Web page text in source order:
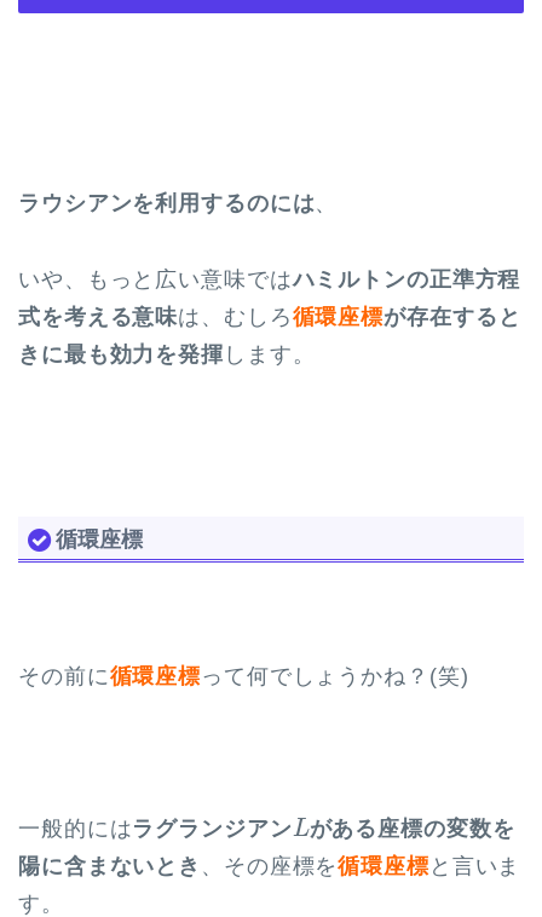
ラウシアンを利用するのには、
いや、もっと広い意味ではハミルトンの正準方程
式を考える意味は、むしろ循環座標が存在すると
きに最も効力を発揮 します。
循環座標
その前に循環座標って何でしょうかね？(笑)
一般的にはラグランジアンL
Lがある座標の変数を
陽に含まないとき 、その座標を循環座標 と言いま
す。